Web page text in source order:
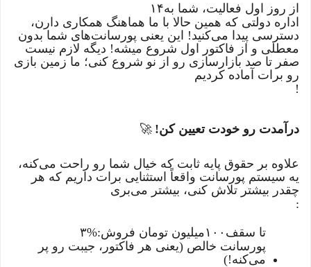
از روز اول فعالیت، شما به۱۴
اداره دولتی که همین حالا با ما هماهنگ همکاری دارن،
دسترسی پیدا می‌کنید! این یعنی پورسانت‌های شما بدون
معطلی و از فاکتور اول شروع میشه! دیگه لازم نیست
صفر تا صد بازارسازی رو از نو شروع کنی؛ ما زمین بازی
رو برات آماده کردیم
!
درآمدت رو خودت تعیین کن! 🚀
علاوه بر حقوق پایه ثابت که خیال شما رو راحت می‌کنه،
یه سیستم پورسانت واقعاً استثنایی برات داریم که هر
چقدر بیشتر تلاش کنی، بیشتر می‌بری
:
تا سقف ۱۰۰میلیون تومان فروش:۳%
پورسانت خالص (یعنی هر فاکتور، جیبت رو پر
می‌کنه!)